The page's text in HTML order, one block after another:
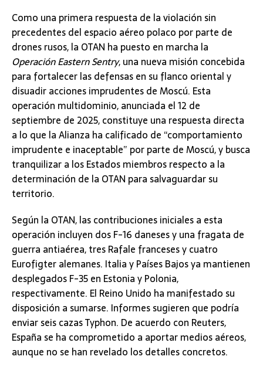
Como una primera respuesta de la violación sin
precedentes del espacio aéreo polaco por parte de
drones rusos, la OTAN ha puesto en marcha la
Operación Eastern Sentry, una nueva misión concebida
para fortalecer las defensas en su flanco oriental y
disuadir acciones imprudentes de Moscú. Esta
operación multidominio, anunciada el 12 de
septiembre de 2025, constituye una respuesta directa
a lo que la Alianza ha calificado de “comportamiento
imprudente e inaceptable” por parte de Moscú, y busca
tranquilizar a los Estados miembros respecto a la
determinación de la OTAN para salvaguardar su
territorio.
Según la OTAN, las contribuciones iniciales a esta
operación incluyen dos F-16 daneses y una fragata de
guerra antiaérea, tres Rafale franceses y cuatro
Eurofigter alemanes. Italia y Países Bajos ya mantienen
desplegados F-35 en Estonia y Polonia,
respectivamente. El Reino Unido ha manifestado su
disposición a sumarse. Informes sugieren que podría
enviar seis cazas Typhon. De acuerdo con Reuters,
España se ha comprometido a aportar medios aéreos,
aunque no se han revelado los detalles concretos.